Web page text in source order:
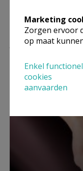
Lees meer
Marketing
Zorgen ervoor
op maat
Enkel
cookies
aanvaarden